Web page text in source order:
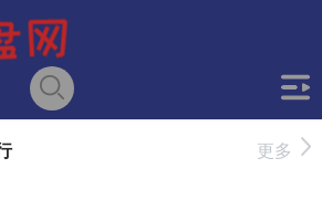
更多